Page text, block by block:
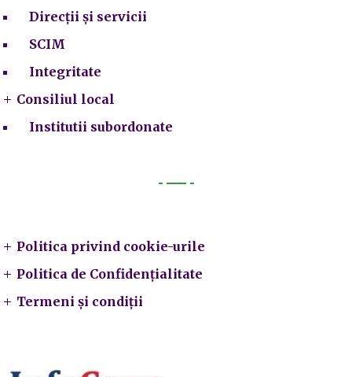
Direcții și servicii
SCIM
Integritate
Consiliul local
Institutii subordonate
Politica privind cookie-urile
Politica de Confidențialitate
Termeni și condiții